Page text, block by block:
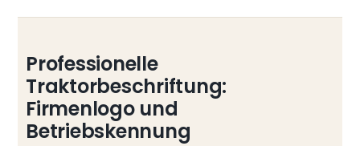
Professionelle
Traktorbeschriftung:
Firmenlogo und
Betriebskennung